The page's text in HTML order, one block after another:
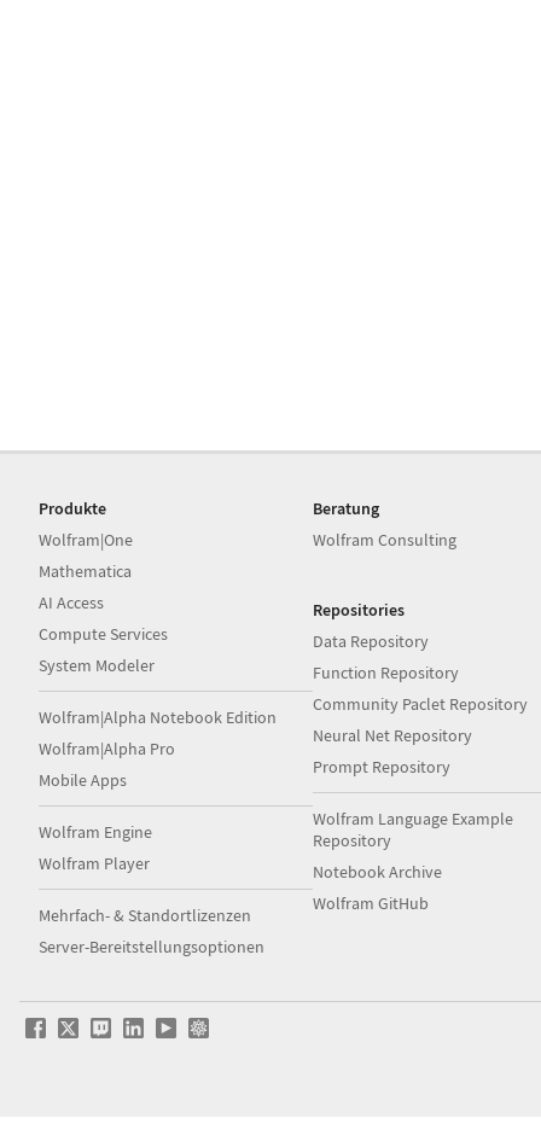
Produkte
Wolfram|One
Mathematica
AI Access
Compute Services
System Modeler
Wolfram|Alpha Notebook Edition
Wolfram|Alpha Pro
Mobile Apps
Wolfram Engine
Wolfram Player
Mehrfach- & Standortlizenzen
Server-Bereitstellungsoptionen
Beratung
Wolfram Consulting
Repositories
Data Repository
Function Repository
Community Paclet Repository
Neural Net Repository
Prompt Repository
Wolfram Language Example
Repository
Notebook Archive
Wolfram GitHub